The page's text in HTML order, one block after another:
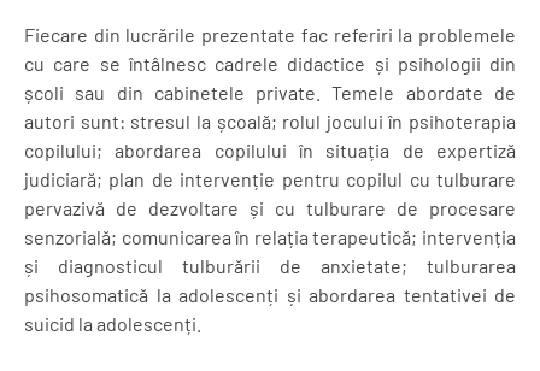
Fiecare din lucrările prezentate fac referiri la problemele
cu care se întâlnesc cadrele didactice și psihologii din
școli sau din cabinetele private. Temele abordate de
autori sunt: stresul la școală; rolul jocului în psihoterapia
copilului; abordarea copilului în situația de expertiză
judiciară; plan de intervenție pentru copilul cu tulburare
pervazivă de dezvoltare și cu tulburare de procesare
senzorială; comunicarea în relația terapeutică; intervenția
și diagnosticul tulburării de anxietate; tulburarea
psihosomatică la adolescenți și abordarea tentativei de
suicid la adolescenți.